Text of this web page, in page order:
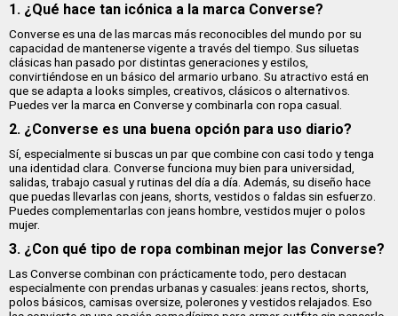
1. ¿Qué hace tan icónica a la marca Converse?
Converse es una de las marcas más reconocibles del mundo por su
capacidad de mantenerse vigente a través del tiempo. Sus siluetas
clásicas han pasado por distintas generaciones y estilos,
convirtiéndose en un básico del armario urbano. Su atractivo está en
que se adapta a looks simples, creativos, clásicos o alternativos.
Puedes ver la marca en Converse y combinarla con ropa casual.
2. ¿Converse es una buena opción para uso diario?
Sí, especialmente si buscas un par que combine con casi todo y tenga
una identidad clara. Converse funciona muy bien para universidad,
salidas, trabajo casual y rutinas del día a día. Además, su diseño hace
que puedas llevarlas con jeans, shorts, vestidos o faldas sin esfuerzo.
Puedes complementarlas con jeans hombre, vestidos mujer o polos
mujer.
3. ¿Con qué tipo de ropa combinan mejor las Converse?
Las Converse combinan con prácticamente todo, pero destacan
especialmente con prendas urbanas y casuales: jeans rectos, shorts,
polos básicos, camisas oversize, polerones y vestidos relajados. Eso